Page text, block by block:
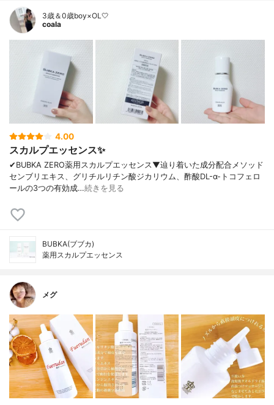
3歳＆0歳boy×OL🤍
coala
4.00
スカルプエッセンス✨
✔︎BUBKA ZERO薬用スカルプエッセンス▼辿り着いた成分配合メソッド
センブリエキス、グリチルリチン酸ジカリウム、酢酸DL-α-トコフェロ
ールの3つの有効成…続きを見る
BUBKA(ブブカ)
薬用スカルプエッセンス
メグ